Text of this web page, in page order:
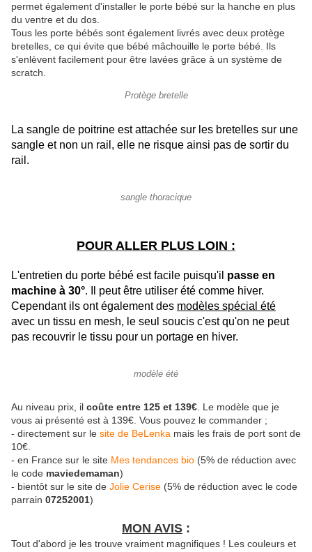
permet également d'installer le porte bébé sur la hanche en plus
du ventre et du dos.
Tous les porte bébés sont également livrés avec deux protège
bretelles, ce qui évite que bébé mâchouille le porte bébé. Ils
s'enlèvent facilement pour être lavées grâce à un système de
scratch.
Protège bretelle
La sangle de poitrine est attachée sur les bretelles sur une
sangle et non un rail, elle ne risque ainsi pas de sortir du
rail.
sangle thoracique
POUR ALLER PLUS LOIN :
L'entretien du porte bébé est facile puisqu'il passe en
machine à 30°. Il peut être utiliser été comme hiver.
Cependant ils ont également des modèles spécial été
avec un tissu en mesh, le seul soucis c'est qu'on ne peut
pas recouvrir le tissu pour un portage en hiver.
modèle été
Au niveau prix, il coûte entre 125 et 139€ . Le modèle que je
vous ai présenté est à 139€. Vous pouvez le commander ;
- directement sur le site de BeLenka mais les frais de port sont de
10€.
- en France sur le site Mes tendances bio (5% de réduction avec
le code maviedemaman)
- bientôt sur le site de Jolie Cerise (5% de réduction avec le code
parrain 07252001)
MON AVIS :
Tout d'abord je les trouve vraiment magnifiques ! Les couleurs et